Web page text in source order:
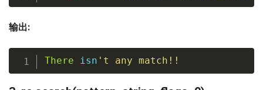
输出:
There isn 't any match!!